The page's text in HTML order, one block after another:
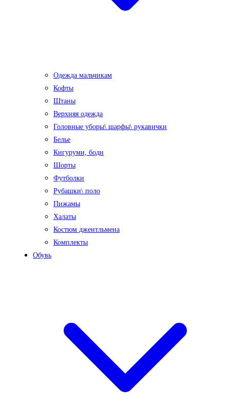
Одежда мальчикам
Кофты
Штаны
Верхняя одежда
Головные уборы\ шарфы\ рукавички
Белье
Кигуруми, боди
Шорты
Футболки
Рубашки\ поло
Пижамы
Халаты
Костюм джентльмена
Комплекты
Обувь